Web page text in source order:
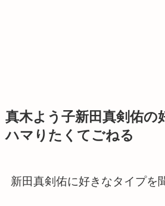
真木よう子新田真剣佑の
ハマりたくてごねる
新田真剣佑に好きなタイプを